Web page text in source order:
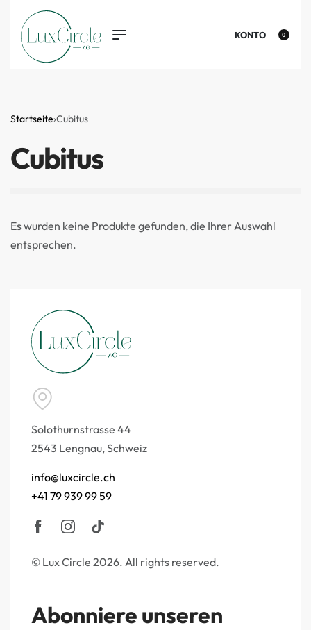
KONTO 0
Startseite›Cubitus
Cubitus
Es wurden keine Produkte gefunden, die Ihrer Auswahl
entsprechen.
Solothurnstrasse 44
2543 Lengnau, Schweiz
info@luxcircle.ch
+41 79 939 99 59
© Lux Circle 2026. All rights reserved.
Abonniere unseren